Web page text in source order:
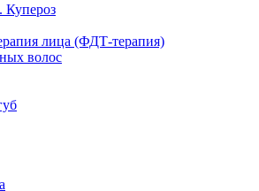
Купероз
лица (ФДТ-терапия)
волос